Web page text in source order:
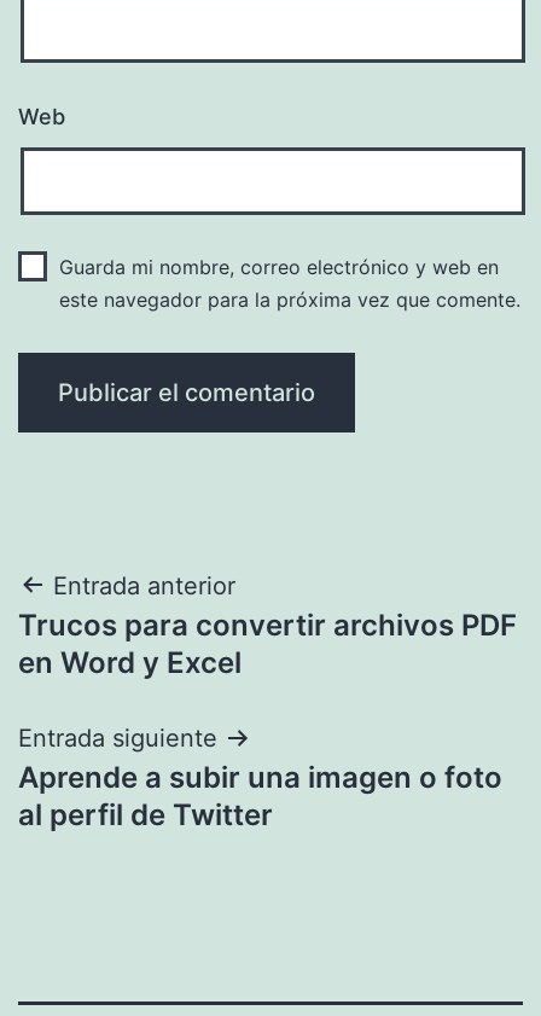
Web
Guarda mi nombre, correo electrónico y web en
este navegador para la próxima vez que comente.
Navegación
de
Entrada anterior
Trucos para convertir archivos PDF
en Word y Excel
Entrada siguiente
Aprende a subir una imagen o foto
al perfil de Twitter